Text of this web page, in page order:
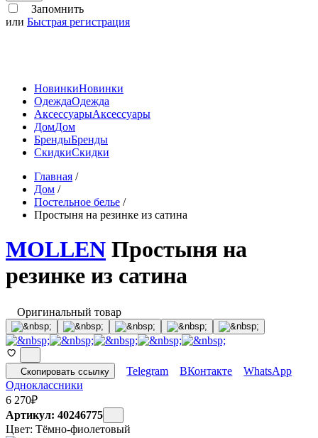
Запомнить
или Быстрая регистрация
НовинкиНовинки
ОдеждаОдежда
АксессуарыАксессуары
ДомДом
БрендыБренды
СкидкиСкидки
Главная /
Дом /
Постельное белье /
Простыня на резинке из сатина
MOLLEN Простыня на
резинке из сатина
Оригинальный товар
Скопировать ссылку Telegram ВКонтакте
WhatsApp
Одноклассники
6 270₽
Артикул: 40246775
Цвет: Тёмно-фиолетовый